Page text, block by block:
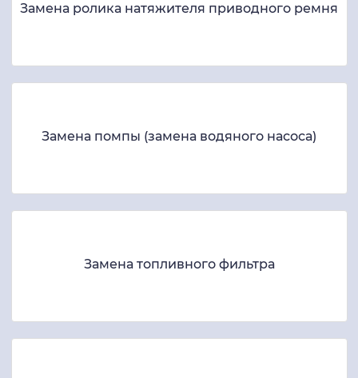
Замена ролика натяжителя приводного ремня
Замена помпы (замена водяного насоса)
Замена топливного фильтра